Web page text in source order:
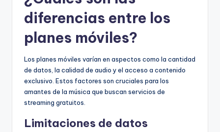
diferencias entre los
planes móviles?
Los planes móviles varían en aspectos como la cantidad
de datos, la calidad de audio y el acceso a contenido
exclusivo. Estos factores son cruciales para los
amantes de la música que buscan servicios de
streaming gratuitos.
Limitaciones de datos